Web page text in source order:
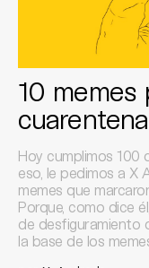
10 memes
cuarentena
Hoy cumplimos 100
eso, le pedimos a X
memes que
Porque, como dice
de desfiguramiento
la base de los